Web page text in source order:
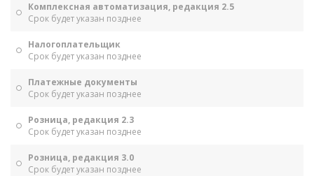
Комплексная автоматизация, редакция 2.5
Срок будет указан позднее
Налогоплательщик
Срок будет указан позднее
Платежные документы
Срок будет указан позднее
Розница, редакция 2.3
Срок будет указан позднее
Розница, редакция 3.0
Срок будет указан позднее